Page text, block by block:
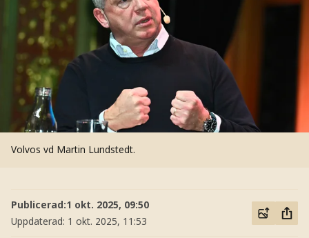
Volvos vd Martin Lundstedt.
Publicerad:1 okt. 2025, 09:50
Uppdaterad: 1 okt. 2025, 11:53